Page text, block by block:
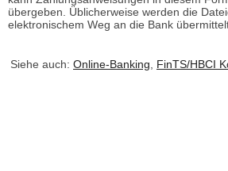
übergeben. Üblicherweise werden die
elektronischem Weg an die Bank
Siehe auch: Online-Banking FinTS/HBCI